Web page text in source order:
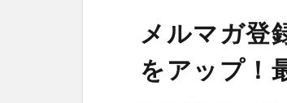
メルマガ登
をアップ！